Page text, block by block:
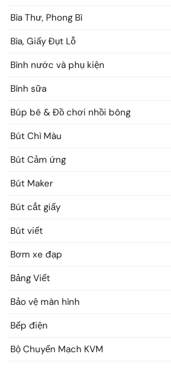
Bìa Thư, Phong Bì
Bìa, Giấy Đụt Lỗ
Bình nước và phụ kiện
Bình sữa
Búp bê & Đồ chơi nhồi bông
Bút Chì Màu
Bút Cảm ứng
Bút Maker
Bút cắt giấy
Bút viết
Bơm xe đạp
Bảng Viết
Bảo vệ màn hình
Bếp điện
Bộ Chuyển Mạch KVM